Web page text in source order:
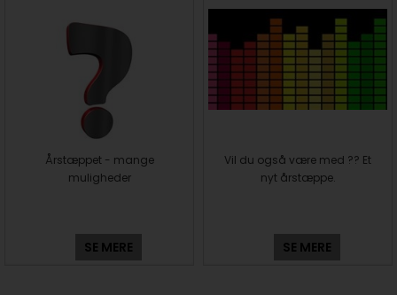
Årstæppet - mange
muligheder
SE MERE
Vil du også være med ?? Et
nyt årstæppe.
SE MERE